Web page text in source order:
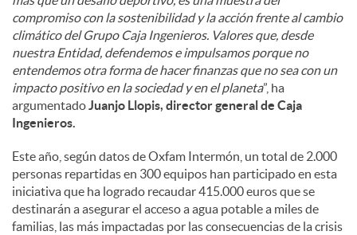
compromiso con la sostenibilidad y la acción frente al cambio
climático del Grupo Caja Ingenieros. Valores que, desde
nuestra Entidad, defendemos e impulsamos porque no
entendemos otra forma de hacer finanzas que no sea con un
impacto positivo en la sociedad y en el planeta”, ha
argumentadoJuanjo Llopis, director general de Caja
Ingenieros.
Este año, según datos de Oxfam Intermón, un total de 2.000
personas repartidas en 300 equipos han participado en esta
iniciativa que ha logrado recaudar 415.000 euros que se
destinarán a asegurar el acceso a agua potable a miles de
familias, las más impactadas por las consecuencias de la crisis